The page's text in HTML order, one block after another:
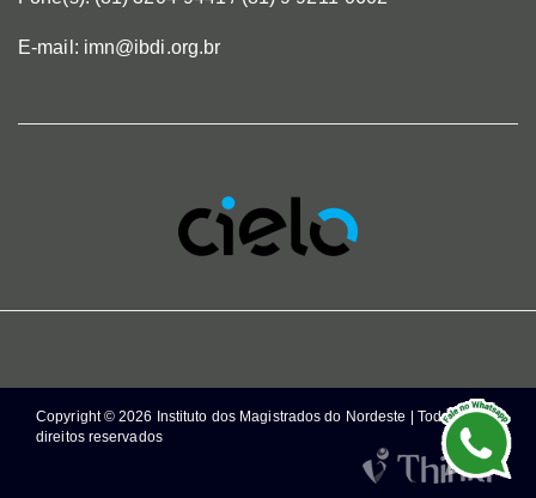
E-mail: imn@ibdi.org.br
Copyright © 2026 Instituto dos Magistrados do Nordeste | Todos os
direitos reservados